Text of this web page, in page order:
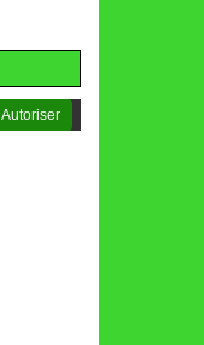
Autoriser